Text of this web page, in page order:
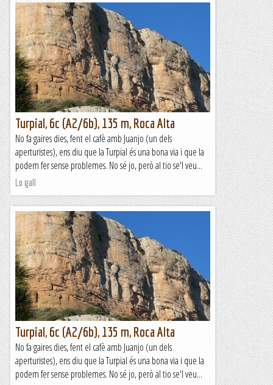
Del 29 al 5 de gener de 2024S'està acabant el 2023 i acaba
amb una bona sequera a casa nostra. No és que no tinguem
neu al Pirineu, que no en tenim, és que no plou amb
ganes...
Relats de muntanya
Turpial, 6c (A2/6b), 135 m, Roca Alta
No fa gaires dies, fent el cafè amb Juanjo (un dels
aperturistes), ens diu que la Turpial és una bona via i que la
podem fer sense problemes. No sé jo, però al tio se'l veu...
Lo gall
Turpial, 6c (A2/6b), 135 m, Roca Alta
No fa gaires dies, fent el cafè amb Juanjo (un dels
aperturistes), ens diu que la Turpial és una bona via i que la
podem fer sense problemes. No sé jo, però al tio se'l veu...